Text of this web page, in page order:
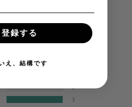
マーレビュー
ビューに基づく
0
3
登録する
え、結構です